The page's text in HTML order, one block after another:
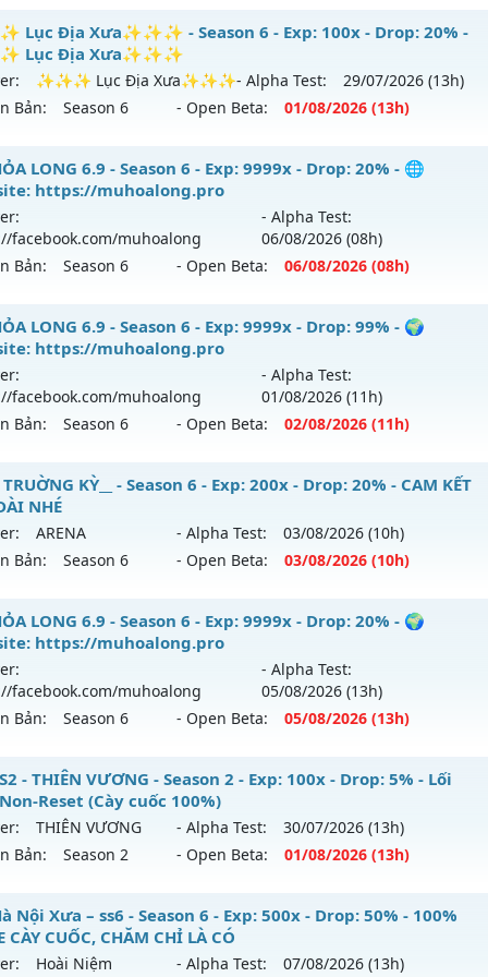
LONG - 🌍 Website: https://muhoalong.pro
ra tháng 08 2026 - Mở máy chủ
💎 Fanpage: https://
07/08/2626
Non Reset
Mu Nguyên bản Webzen
XShield
Lục Địa Xưa✨✨✨ - Season 6 - Exp: 100x - Drop: 20% -
Lục Địa Xưa✨✨✨
✨✨✨ Lục Địa Xưa✨✨✨- Alpha Test: 29/07/2026 (13h)
Bản:
Season 6 - Open Beta: 01/08/2026 (13h)
Lục Địa Xưa✨✨✨ - ✨✨✨ Lục Địa Xưa✨✨✨
ra tháng 08 2026 - Mở máy chủ ✨✨✨ Lục Địa
2626
100x - Drop: 20%
Mu Nguyên bản Webzen
XTEAM
LONG 6.9 - Season 6 - Exp: 9999x - Drop: 20% - 🌐
https://muhoalong.pro
facebook.com/muhoalong
- Alpha Test:
06/08/2026 (08h)
Bản:
Season 6 - Open Beta: 06/08/2026 (08h)
LONG 6.9 - 🌐 Website: https://muhoalong.pro
ra tháng 08 2026 - Mở máy chủhttps://facebook.com/
08/2626
- Drop: 20%
Mu Nguyên bản Webzen
XShield
LONG 6.9 - Season 6 - Exp: 9999x - Drop: 99% - 🌍
https://muhoalong.pro
facebook.com/muhoalong
- Alpha Test:
01/08/2026 (11h)
Bản:
Season 6 - Open Beta: 02/08/2026 (11h)
LONG 6.9 - 🌍 Website: https://muhoalong.pro
ra tháng 08 2026 - Mở máy chủ https://facebook.com/
02/08/2626
Non Reset
Mu Nguyên bản Webzen
XShield
TRUỜNG KỲ__ - Season 6 - Exp: 200x - Drop: 20% - CAM KẾT
NHÉ
ARENA - Alpha Test: 03/08/2026 (10h)
Bản:
Season 6 - Open Beta: 03/08/2026 (10h)
TRUỜNG KỲ__ - CAM KẾT LÂU DÀI NHÉ
mới ra tháng 08 2026 - Mở máy chủ
ARENA
200x - Drop: 20%
loại: Mu Nguyên bản Webzen
GoldShield
LONG 6.9 - Season 6 - Exp: 9999x - Drop: 20% - 🌍
https://muhoalong.pro
facebook.com/muhoalong
- Alpha Test:
05/08/2026 (13h)
Bản:
Season 6 - Open Beta: 05/08/2026 (13h)
LONG 6.9 - 🌍 Website: https://muhoalong.pro
ra tháng 08 2026 - Mở máy chủ https://facebook.com/
05/08/2626
Non Reset
Mu Nguyên bản Webzen
- THIÊN VƯƠNG - Season 2 - Exp: 100x - Drop: 5% - Lối
Reset (Cày cuốc 100%)
THIÊN VƯƠNG - Alpha Test: 30/07/2026 (13h)
Bản:
Season 2 - Open Beta: 01/08/2026 (13h)
SS2 - THIÊN VƯƠNG - Lối chơi Non-Reset (Cày cuốc 100%)
mới ra tháng 08 2026 - Mở máy chủTHIÊN VƯƠNG
vào
Nội Xưa – ss6 - Season 6 - Exp: 500x - Drop: 50% - 100%
CÀY CUỐC, CHĂM CHỈ LÀ CÓ
Hoài Niệm - Alpha Test: 07/08/2026 (13h)